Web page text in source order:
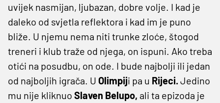
uvijek nasmijan, ljubazan, dobre volje. I kad je
daleko od svjetla reflektora i kad im je puno
bliže. U njemu nema niti trunke zloće, štogod
treneri i klub traže od njega, on ispuni. Ako treba
otići na posudbu, on ode. I bude najbolji ili jedan
od najboljih igrača. U Olimpiji pa u Rijeci.Jedino
mu nije kliknuo Slaven Belupo, ali ta epizoda je